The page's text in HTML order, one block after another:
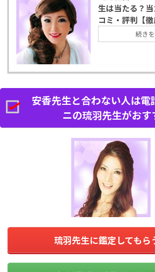
生は当たる？
コミ・評判【徹
続き
安香先生と合わない人は電
ニの琉羽先生がお
琉羽先生に鑑定してもら